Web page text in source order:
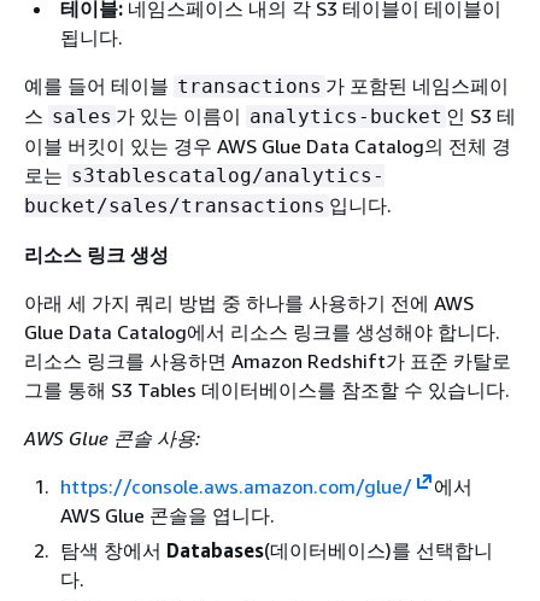
테이블: 네임스페이스 내의 각 S3 테이블이 테이블이
됩니다.
예를 들어 테이블 transactions 가 포함된 네임스페이
스 sales 가 있는 이름이 analytics-bucket 인 S3 테
이블 버킷이 있는 경우 AWS Glue Data Catalog의 전체 경
로는 s3tablescatalog/analytics-
bucket/sales/transactions 입니다.
리소스 링크 생성
아래 세 가지 쿼리 방법 중 하나를 사용하기 전에 AWS
Glue Data Catalog에서 리소스 링크를 생성해야 합니다.
리소스 링크를 사용하면 Amazon Redshift가 표준 카탈로
그를 통해 S3 Tables 데이터베이스를 참조할 수 있습니다.
AWS Glue 콘솔 사용:
https://console.aws.amazon.com/glue/
에서
AWS Glue 콘솔을 엽니다.
탐색 창에서 Databases(데이터베이스)를 선택합니
다.